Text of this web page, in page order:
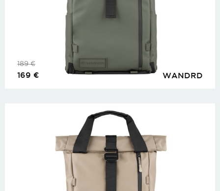
WANDRD
189€
169 €